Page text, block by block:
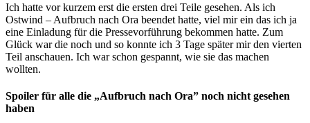
Ich hatte vor kurzem erst die ersten drei Teile gesehen. Als ich
Ostwind – Aufbruch nach Ora beendet hatte, viel mir ein das ich ja
eine Einladung für die Pressevorführung bekommen hatte. Zum
Glück war die noch und so konnte ich 3 Tage später mir den vierten
Teil anschauen. Ich war schon gespannt, wie sie das machen
wollten.
Spoiler für alle die „Aufbruch nach Ora” noch nicht gesehen
haben